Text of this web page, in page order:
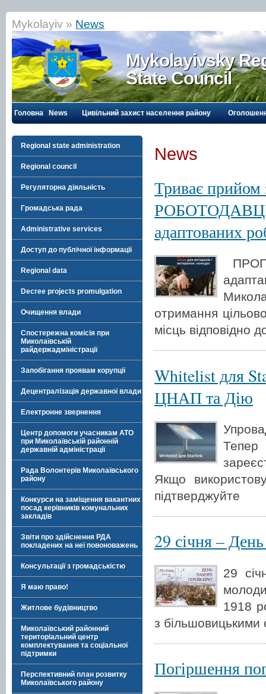
Mykolayiv » News
Mykolayivsky
State Council
Головна News Цивільний захист населення району
Regional state administration
Regional council
Регуляторна діяльність
Громадська рада
Administrative services
Доступ до публічної інформації
Regional data
Decree projects promulgation
Очищення влади
Спостережна комісія при
Миколаївській
райдержадміністрації
Запобігання проявам корупції
Децентралізація державної влади
Електронне звернення
Центр допомоги учасникам АТО
при Миколаївській районній
державній адміністрації
Рада Волонтерів Миколаївського
району
Конкурси на заміщення вакантних
посад керівників комунальних
закладів
Звіти про здійснення РДА
покладених на неї повоноважень
Консультації з громадськістю
Я маю право!
Житлове будівництво
Миколаївський районний
територіальний центр
комплектування та соціальної
підтримки
Перспективний план розвитку
Миколаївського району
News
Триває
адаптованих
отримання
місць відповідно
Whitelist для
ЦНАП та Дію
Тепер
Якщо
підтверджуйте
29 січня –
29
1918
з більшовицькими
Погіршення